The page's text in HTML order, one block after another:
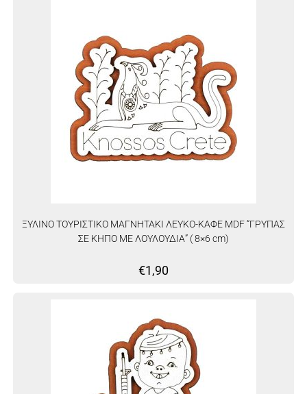
ΞΥΛΙΝΟ ΤΟΥΡΙΣΤΙΚΟ ΜΑΓΝΗΤΑΚΙ ΛΕΥΚΟ-ΚΑΦΕ MDF “ΓΡΥΠΑΣ
ΣΕ ΚΗΠΟ ΜΕ ΛΟΥΛΟΥΔΙΑ” ( 8×6 cm)
€1,90